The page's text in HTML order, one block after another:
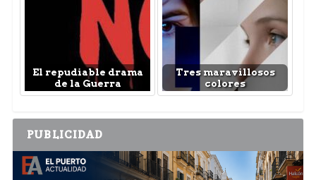
El repudiable drama
de la Guerra
Tres maravillosos
colores
PUBLICIDAD